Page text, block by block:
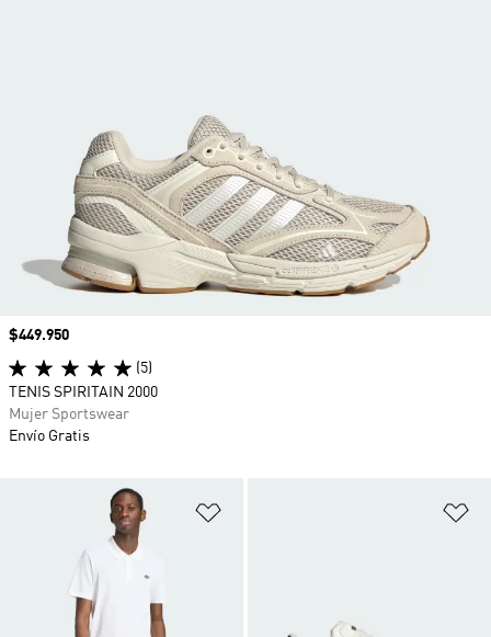
Precio
$449.950
(5)
TENIS SPIRITAIN 2000
Mujer Sportswear
Envío Gratis